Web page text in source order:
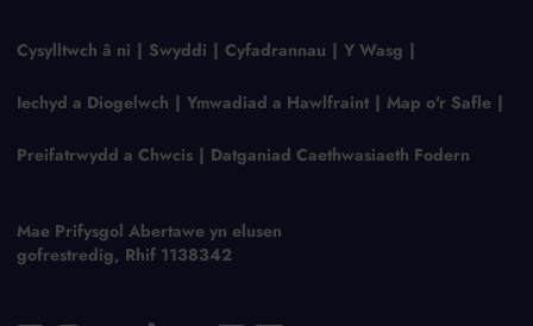
Cysylltwch â ni Swyddi Cyfadrannau Y Wasg
Iechyd a Diogelwch Ymwadiad a Hawlfraint Map o'r Safle
Preifatrwydd a Chwcis Datganiad Caethwasiaeth Fodern
Mae Prifysgol Abertawe yn elusen
gofrestredig, Rhif 1138342